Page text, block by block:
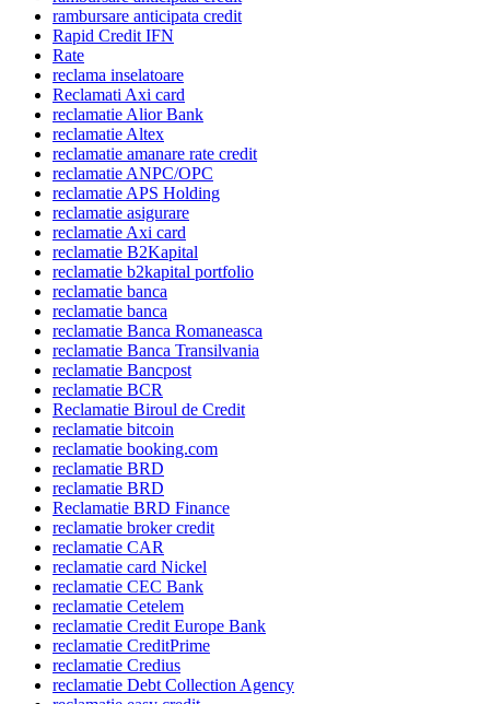
rambursare anticipata credit
Rapid Credit IFN
Rate
reclama inselatoare
Reclamati Axi card
reclamatie Alior Bank
reclamatie Altex
reclamatie amanare rate credit
reclamatie ANPC/OPC
reclamatie APS Holding
reclamatie asigurare
reclamatie Axi card
reclamatie B2Kapital
reclamatie b2kapital portfolio
reclamatie banca
reclamatie banca
reclamatie Banca Romaneasca
reclamatie Banca Transilvania
reclamatie Bancpost
reclamatie BCR
Reclamatie Biroul de Credit
reclamatie bitcoin
reclamatie booking.com
reclamatie BRD
reclamatie BRD
Reclamatie BRD Finance
reclamatie broker credit
reclamatie CAR
reclamatie card Nickel
reclamatie CEC Bank
reclamatie Cetelem
reclamatie Credit Europe Bank
reclamatie CreditPrime
reclamatie Credius
reclamatie Debt Collection Agency